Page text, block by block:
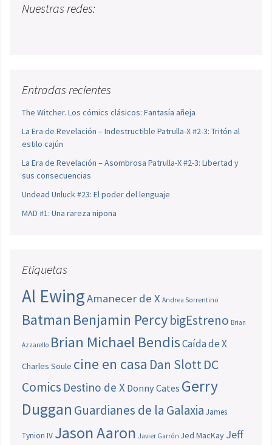
Nuestras redes:
Entradas recientes
The Witcher. Los cómics clásicos: Fantasía añeja
La Era de Revelación – Indestructible Patrulla-X #2-3: Tritón al
estilo cajún
La Era de Revelación – Asombrosa Patrulla-X #2-3: Libertad y
sus consecuencias
Undead Unluck #23: El poder del lenguaje
MAD #1: Una rareza nipona
Etiquetas
Al EwingAmanecer de X Andrea Sorrentino
Batman Benjamin PercybigEstreno Brian
Azzarello Brian Michael BendisCaída de X
Charles Soule cine en casa Dan SlottDC
Comics Destino de X Donny Cates Gerry
Duggan Guardianes de la Galaxia James
Tynion IV Jason Aaron Javier Garrón Jed MacKay Jeff